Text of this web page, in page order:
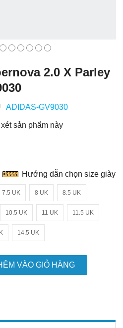
2.0 X Parley
ADIDAS-GV9030
sản phẩm này
7.5 UK 8 UK 8.5 UK
10.5 UK 11 UK 11.5 UK
14.5 UK
Hướng dẫn chọn size giày
VÀO GIỎ HÀNG